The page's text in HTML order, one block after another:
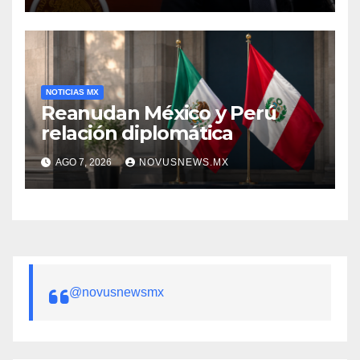
NOTICIAS MX
Reanudan México y Perú
relación diplomática
AGO 7, 2026 NOVUSNEWS.MX
@novusnewsmx